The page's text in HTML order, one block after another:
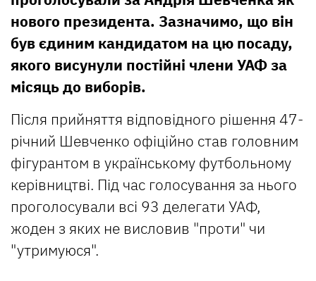
нового президента. Зазначимо, що він
був єдиним кандидатом на цю посаду,
якого висунули постійні члени УАФ за
місяць до виборів.
Після прийняття відповідного рішення 47-
річний Шевченко офіційно став головним
фігурантом в українському футбольному
керівництві. Під час голосування за нього
проголосували всі 93 делегати УАФ,
жоден з яких не висловив "проти" чи
"утримуюся".